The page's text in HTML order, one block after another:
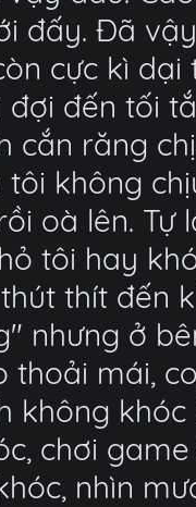
đấy. Đã
cực kì
đợi đến tối
cắn răng
tôi không
oà lên. Tự
tôi hay
thít đến
nhưng ở
thoải mái,
không
chơi
nhìn